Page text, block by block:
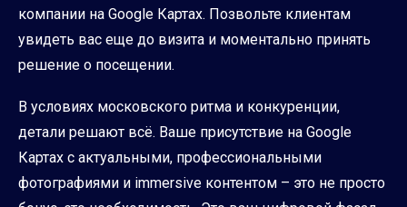
компании на Google Картах. Позвольте клиентам
увидеть вас еще до визита и моментально принять
решение о посещении.
В условиях московского ритма и конкуренции,
детали решают всё. Ваше присутствие на Google
Картах с актуальными, профессиональными
фотографиями и immersive контентом – это не просто